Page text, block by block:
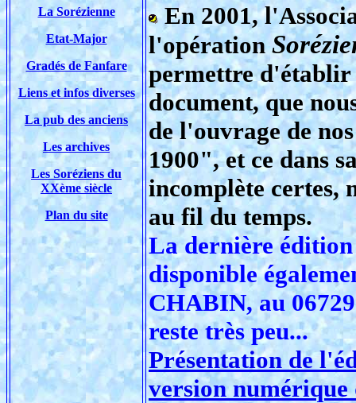
La Sorézienne
Etat-Major
Gradés de Fanfare
Liens et infos diverses
La pub des anciens
Les archives
Les Soréziens du
XXème siècle
Plan du site
En 2001,
l'opération
permettre d'établir
document, que
de l'ouvrage de
1900", et ce dans
incomplète certes,
au fil du temps.
La dernière
disponible
CHABIN, au
reste très peu...
Présentation de
version numérique